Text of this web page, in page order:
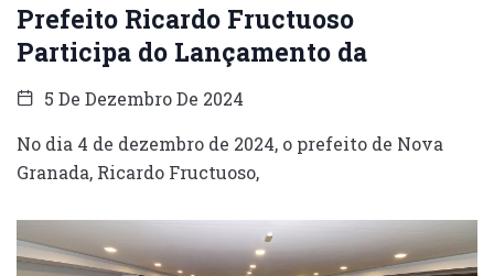
Prefeito Ricardo Fructuoso
Participa do Lançamento da
5 De Dezembro De 2024
No dia 4 de dezembro de 2024, o prefeito de Nova
Granada, Ricardo Fructuoso,